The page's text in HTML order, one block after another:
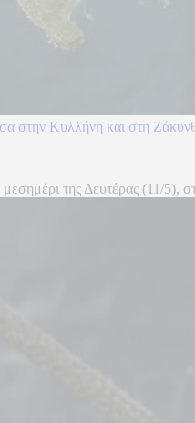
στην Κυλλήνη και στη
μεσημέρι της Δευτέρας (11/